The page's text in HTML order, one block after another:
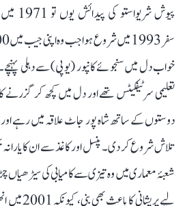
پیوش
خواب دل میں سنجوئے کانپور (یوپی) سے دہلی
تعلیمی سرٹیفکیٹس تھے اور دل میں کچھ کر گزرنے
دوستوں کے ساتھ شاہ پور جاٹ علاقہ میں رہے اور
تلاش شروع کر دی۔ پنسل اور کاغذ سے ان کا یارانہ
شعبۂ معماری میں وہ تیزی سے کامیابی کی
لیے